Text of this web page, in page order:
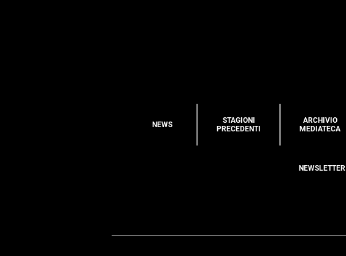
NEWS
STAGIONI
PRECEDENTI
ARCHIVIO
MEDIATECA
NEWSLETTER